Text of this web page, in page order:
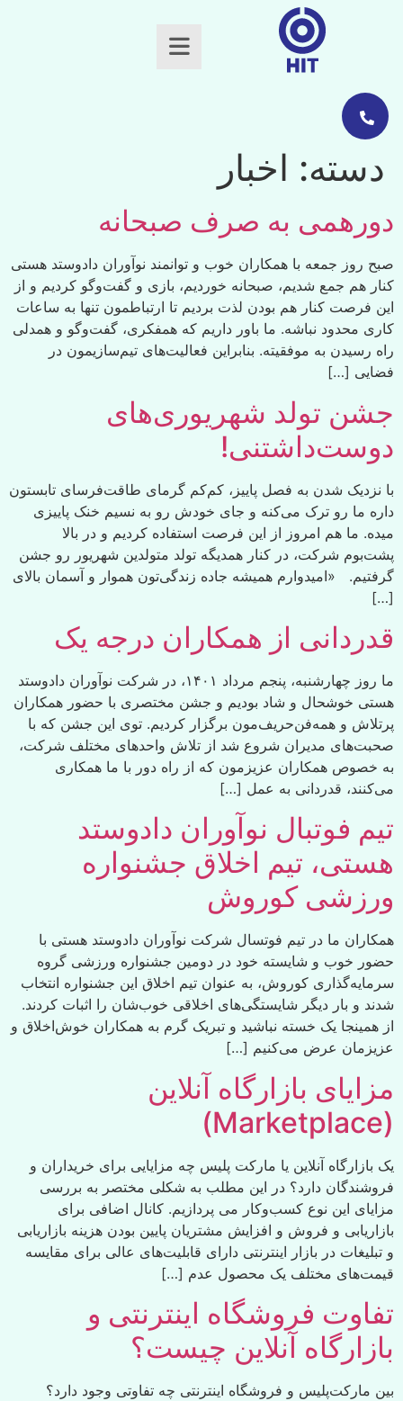
دسته: اخبار
دورهمی به صرف صبحانه
صبح روز جمعه با همکاران خوب و توانمند نوآوران دادوستد هستی
کنار هم جمع شدیم، صبحانه خوردیم، بازی و گفت‌وگو کردیم و از
این فرصت کنار هم بودن لذت بردیم تا ارتباطمون تنها به ساعات
کاری محدود نباشه. ما باور داریم که همفکری، گفت‌وگو و همدلی
راه رسیدن به موفقیته. بنابراین فعالیت‌های تیم‌سازیمون در
فضایی […]
جشن تولد شهریوری‌های
دوست‌داشتنی!
با نزدیک شدن به فصل پاییز، کم‌کم گرمای طاقت‌فرسای تابستون
داره ما رو ترک می‌کنه و جای خودش رو به نسیم خنک پاییزی
میده. ما هم امروز از این فرصت استفاده کردیم و در بالا
پشت‌بوم شرکت، در کنار همدیگه تولد متولدین شهریور رو جشن
گرفتیم. «امیدوارم همیشه جاده زندگی‌تون هموار و آسمان بالای
[…]
قدردانی از همکاران‌ درجه یک‌
ما روز چهارشنبه، پنجم مرداد ۱۴۰۱، در شرکت نوآوران دادوستد
هستی خوشحال و شاد بودیم و جشن مختصری با حضور همکاران
پرتلاش و همه‌فن‌حریف‌مون برگزار کردیم. توی این جشن که با
صحبت‌های مدیران شروع شد از تلاش واحدهای مختلف شرکت،
به خصوص همکاران عزیزمون که از راه دور با ما همکاری
می‌کنند، قدردانی به عمل […]
تیم فوتبال نوآوران دادوستد
هستی، تیم اخلاق جشنواره
ورزشی کوروش
همکاران ما در تیم فوتسال شرکت نوآوران دادوستد هستی با
حضور خوب و شایسته خود در دومین جشنواره ورزشی گروه
سرمایه‌گذاری کوروش، به عنوان تیم اخلاق این جشنواره انتخاب
شدند و بار دیگر شایستگی‌های اخلاقی خوب‌شان را اثبات کردند.
از همینجا یک خسته نباشید و تبریک گرم به همکاران خوش‌اخلاق و
عزیزمان عرض می‌کنیم […]
مزایای بازارگاه آنلاین
(Marketplace)
یک بازارگاه آنلاین یا مارکت پلیس چه مزایایی برای خریداران و
فروشندگان دارد؟ در این مطلب به شکلی مختصر به بررسی
مزایای این نوع کسب‌وکار می پردازیم. کانال اضافی برای
بازاریابی و فروش و افزایش مشتریان پایین بودن هزینه بازاریابی
و تبلیغات در بازار اینترنتی دارای قابلیت‌های عالی برای مقایسه
قیمت‌های مختلف یک محصول عدم […]
تفاوت فروشگاه اینترنتی و
بازارگاه آنلاین چیست؟
بین مارکت‌پلیس و فروشگاه اینترنتی چه تفاوتی وجود دارد؟